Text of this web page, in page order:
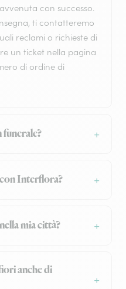
con successo.
ti contatteremo
reclami o richieste di
un ticket nella pagina
di ordine di
Interflora?
mia città?
anche di